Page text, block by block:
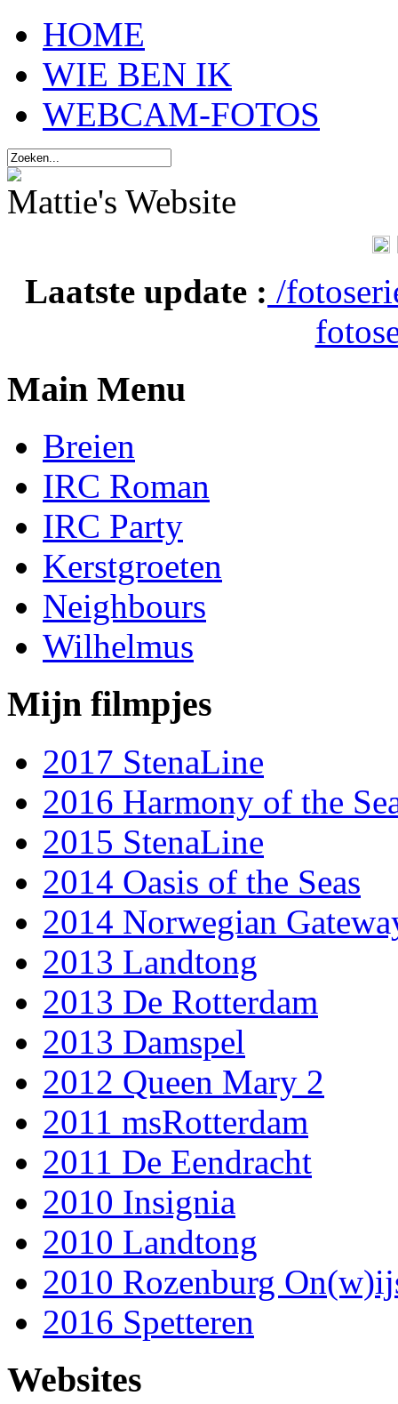
HOME
WIE BEN IK
WEBCAM-FOTOS
Mattie's Website
Laatste update : /
Main Menu
Breien
IRC Roman
IRC Party
Kerstgroeten
Neighbours
Wilhelmus
Mijn filmpjes
2017 StenaLine
2016 Harmony of the
2015 StenaLine
2014 Oasis of the Seas
2014 Norwegian
2013 Landtong
2013 De Rotterdam
2013 Damspel
2012 Queen Mary 2
2011 msRotterdam
2011 De Eendracht
2010 Insignia
2010 Landtong
2010 Rozenburg
2016 Spetteren
Websites